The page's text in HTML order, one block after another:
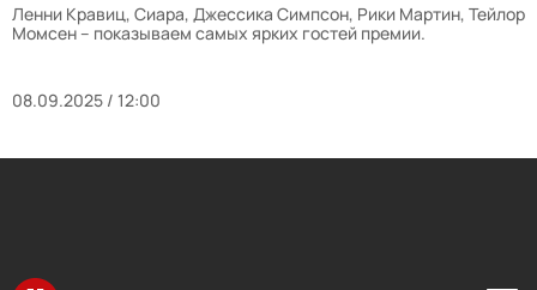
Ленни Кравиц, Сиара, Джессика Симпсон, Рики Мартин, Тейлор
Момсен – показываем самых ярких гостей премии.
08.09.2025 / 12:00